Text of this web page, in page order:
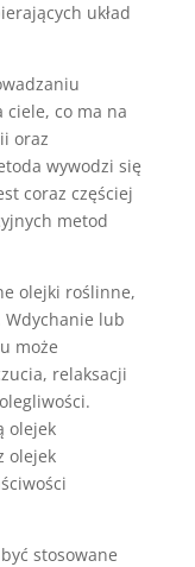
układ
ciele, co ma na
oraz
wywodzi się
coraz częściej
metod
olejki roślinne,
Wdychanie lub
może
relaksacji
olejek
olejek
stosowane